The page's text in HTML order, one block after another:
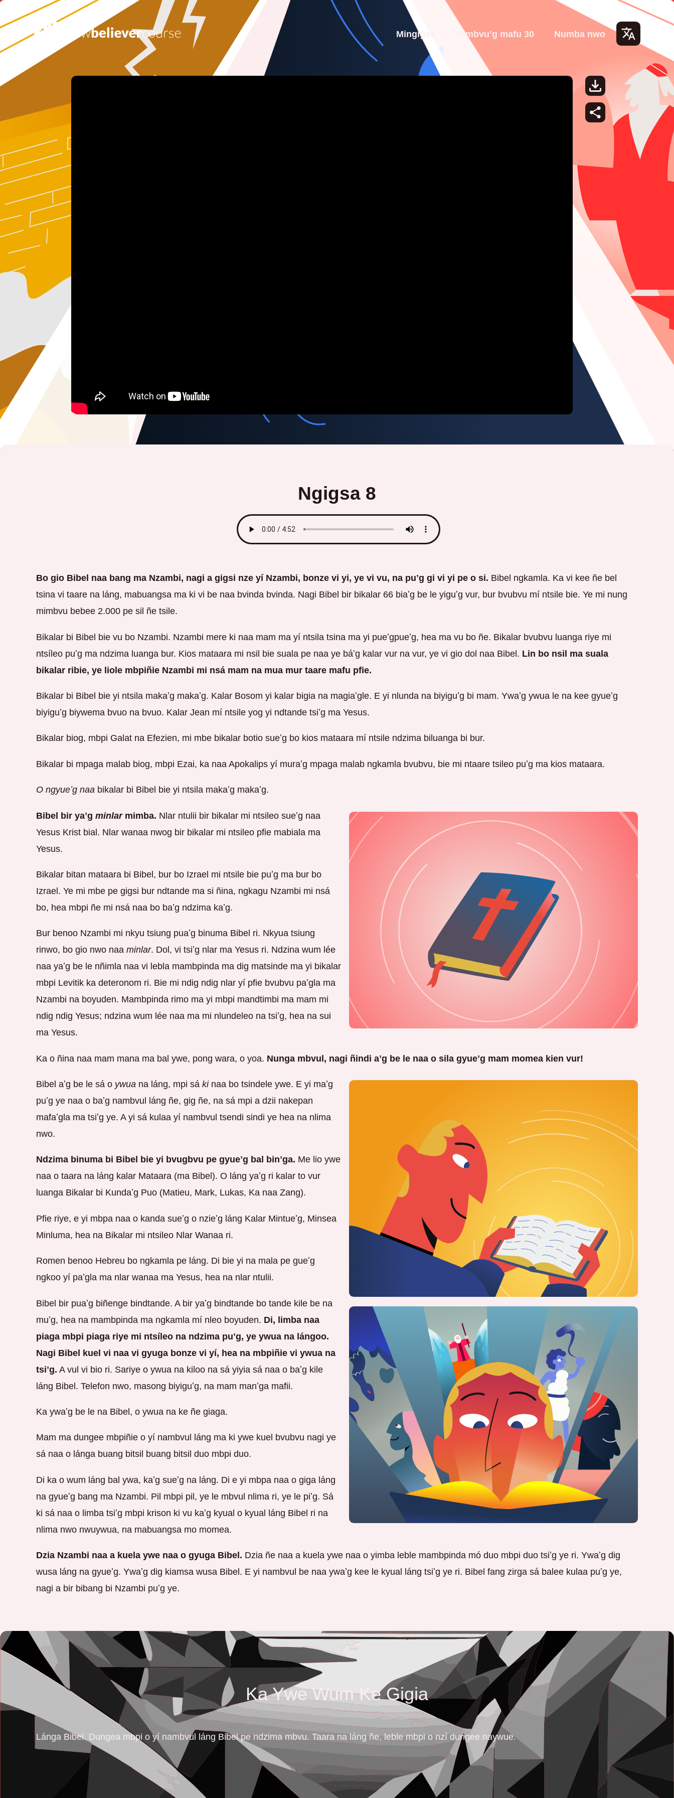
uage
Mingigsa Mimbvuʼg mafu 30 Numba nwo
Ngigsa 8
Bo gio Bibel naa bang ma Nzambi, nagi a gigsi nze yí Nzambi, bonze vi yi, ye vi vu, na puʼg gi vi yi pe o si. Bibel ngkamla. Ka vi kee ñe bel
tsina vi taare na láng, mabuangsa ma ki vi be naa bvinda bvinda. Nagi Bibel bir bikalar 66 biaʼg be le yiguʼg vur, bur bvubvu mí ntsile bie. Ye mi nung
mimbvu bebee 2.000 pe sil ñe tsile.
Bikalar bi Bibel bie vu bo Nzambi. Nzambi mere ki naa mam ma yí ntsila tsina ma yi pueʼgpueʼg, hea ma vu bo ñe. Bikalar bvubvu luanga riye mi
ntsíleo puʼg ma ndzima luanga bur. Kios mataara mi nsil bie suala pe naa ye báʼg kalar vur na vur, ye vi gio dol naa Bibel. Lin bo nsil ma suala
bikalar ribie, ye liole mbpiñie Nzambi mi nsá mam na mua mur taare mafu pfie.
Bikalar bi Bibel bie yi ntsila makaʼg makaʼg. Kalar Bosom yi kalar bigia na magiaʼgle. E yi nlunda na biyiguʼg bi mam. Ywaʼg ywua le na kee gyueʼg
biyiguʼg biywema bvuo na bvuo. Kalar Jean mí ntsile yog yi ndtande tsiʼg ma Yesus.
Bikalar biog, mbpi Galat na Efezien, mi mbe bikalar botio sueʼg bo kios mataara mí ntsile ndzima biluanga bi bur.
Bikalar bi mpaga malab biog, mbpi Ezai, ka naa Apokalips yí muraʼg mpaga malab ngkamla bvubvu, bie mi ntaare tsileo puʼg ma kios mataara.
O ngyueʼg naa bikalar bi Bibel bie yi ntsila makaʼg makaʼg.
Bibel bir yaʼg minlarmimba. Nlar ntulii bir bikalar mi ntsileo sueʼg naa
Yesus Krist bial. Nlar wanaa nwog bir bikalar mi ntsileo pfie mabiala ma
Yesus.
Bikalar bitan mataara bi Bibel, bur bo Izrael mi ntsile bie puʼg ma bur bo
Izrael. Ye mi mbe pe gigsi bur ndtande ma si ñina, ngkagu Nzambi mi nsá
bo, hea mbpi ñe mi nsá naa bo baʼg ndzima kaʼg.
Bur benoo Nzambi mi nkyu tsiung puaʼg binuma Bibel ri. Nkyua tsiung
rinwo, bo gio nwo naa minlar. Dol, vi tsiʼg nlar ma Yesus ri. Ndzina wum lée
naa yaʼg be le nñimla naa vi lebla mambpinda ma dig matsinde ma yi bikalar
mbpi Levitik ka deteronom ri. Bie mi ndig ndig nlar yí pfie bvubvu paʼgla ma
Nzambi na boyuden. Mambpinda rimo ma yi mbpi mandtimbi ma mam mi
ndig ndig Yesus; ndzina wum lée naa ma mi nlundeleo na tsiʼg, hea na sui
ma Yesus.
Ka o ñina naa mam mana ma bal ywe, pong wara, o yoa. Nunga mbvul, nagi ñindi aʼg be le naa o sila gyueʼg mam momea kien vur!
Bibel aʼg be le sá o ywua na láng, mpi sá kinaa bo tsindele ywe. E yi maʼg
puʼg ye naa o baʼg nambvul láng ñe, gig ñe, na sá mpi a dzii nakepan
mafaʼgla ma tsiʼg ye. A yi sá kulaa yí nambvul tsendi sindi ye hea na nlima
nwo.
Ndzima binuma bi Bibel bie yi bvugbvu pe gyueʼg bal binʼga. Me lio ywe
naa o taara na láng kalar Mataara (ma Bibel). O láng yaʼg ri kalar to vur
luanga Bikalar bi Kundaʼg Puo (Matieu, Mark, Lukas, Ka naa Zang).
Pfie riye, e yi mbpa naa o kanda sueʼg o nzieʼg láng Kalar Mintueʼg, Minsea
Minluma, hea na Bikalar mi ntsileo Nlar Wanaa ri.
Romen benoo Hebreu bo ngkamla pe láng. Di bie yi na mala pe gueʼg
ngkoo yí paʼgla ma nlar wanaa ma Yesus, hea na nlar ntulii.
Bibel bir puaʼg biñenge bindtande. A bir yaʼg bindtande bo tande kile be na
muʼg, hea na mambpinda ma ngkamla mí nleo boyuden. Di, limba naa
piaga mbpi piaga riye mi ntsíleo na ndzima puʼg, ye ywua na lángoo.
Nagi Bibel kuel vi naa vi gyuga bonze vi yí, hea na mbpiñie vi ywua na
tsiʼg. A vul vi bio ri. Sariye o ywua na kiloo na sá yiyia sá naa o baʼg kile
láng Bibel. Telefon nwo, masong biyiguʼg, na mam manʼga mafii.
Ka ywaʼg be le na Bibel, o ywua na ke ñe giaga.
Mam ma dungee mbpiñie o yí nambvul láng ma ki ywe kuel bvubvu nagi ye
sá naa o lánga buang bitsil buang bitsil duo mbpi duo.
Di ka o wum láng bal ywa, kaʼg sueʼg na láng. Di e yi mbpa naa o giga láng
na gyueʼg bang ma Nzambi. Pil mbpi pil, ye le mbvul nlima ri, ye le piʼg. Sá
ki sá naa o limba tsiʼg mbpi krison ki vu kaʼg kyual o kyual láng Bibel ri na
nlima nwo nwuywua, na mabuangsa mo momea.
Dzia Nzambi naa a kuela ywe naa o gyuga Bibel. Dzia ñe naa a kuela ywe naa o yimba leble mambpinda mó duo mbpi duo tsiʼg ye ri. Ywaʼg dig
wusa láng na gyueʼg. Ywaʼg dig kiamsa wusa Bibel. E yi nambvul be naa ywaʼg kee le kyual láng tsiʼg ye ri. Bibel fang zirga sá balee kulaa puʼg ye,
nagi a bir bibang bi Nzambi puʼg ye.
Ka Ywe Wum Ke Gigia
Lánga Bibel. Dungea mbpi o yí nambvul láng Bibel pe ndzima mbvu. Taara na láng ñe, leble mbpi o nzí dungee naywue.